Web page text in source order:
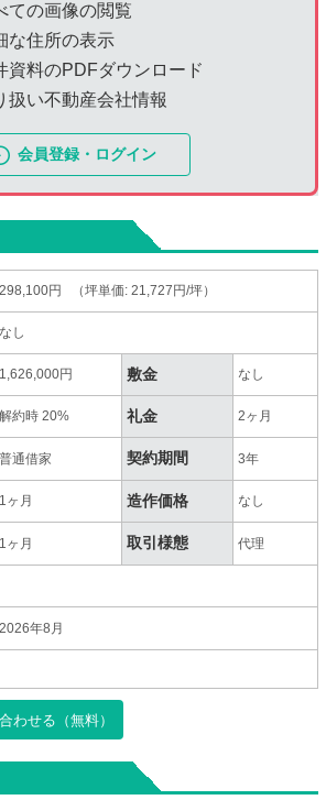
ての画像の閲覧
な住所の表示
資料のPDFダウンロード
扱い不動産会社情報
会員登録・ログイン
298,100円 （坪単価: 21,727円/坪）
なし
1,626,000円 敷金 なし
解約時 20% 礼金 2ヶ月
普通借家 契約期間 3年
1ヶ月 造作価格 なし
1ヶ月 取引様態 代理
2026年8月
わせる（無料）